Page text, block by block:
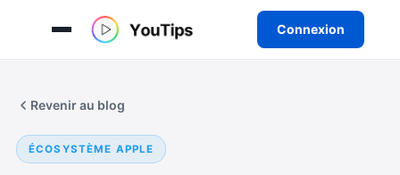
Connexion
Revenir au blog
ÉCOSYSTÈME APPLE